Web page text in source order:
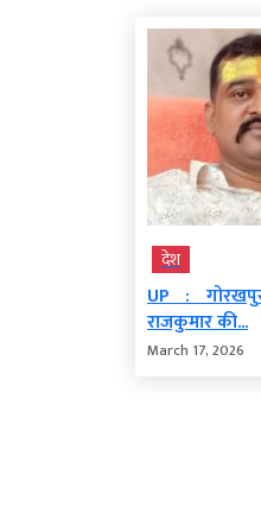
देश
UP :
राजकुमार की...
March 17, 2026